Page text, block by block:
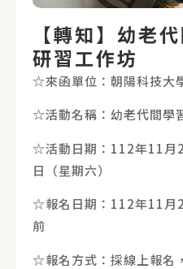
【轉知】幼老
研習工作坊
☆來函單位：朝陽科技大
☆活動名稱：幼老代間學
☆活動日期：112年11月
日（星期六）
☆報名日期：112年11月
前
☆報名方式：採線上報名，